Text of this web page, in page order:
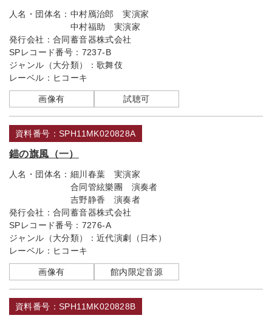
人名・団体名： 中村鴈治郎 実演家
中村福助 実演家
発行会社： 合同蓄音器株式会社
SPレコード番号： 7237-B
ジャンル（大分類）： 歌舞伎
レーベル： ヒコーキ
画像有 試聴可
資料番号：SPH11MK020828A
錨の旗風（一）
人名・団体名： 細川春葉 実演家
合同管絃樂團 演奏者
吉野静香 演奏者
発行会社： 合同蓄音器株式会社
SPレコード番号： 7276-A
ジャンル（大分類）： 近代演劇（日本）
レーベル： ヒコーキ
画像有 館内限定音源
資料番号：SPH11MK020828B